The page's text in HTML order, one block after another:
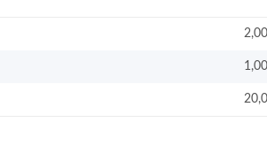
1,00